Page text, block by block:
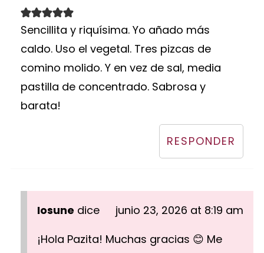
Sencillita y riquísima. Yo añado más
caldo. Uso el vegetal. Tres pizcas de
comino molido. Y en vez de sal, media
pastilla de concentrado. Sabrosa y
barata!
RESPONDER
Iosune dice
junio 23, 2026 at 8:19 am
¡Hola Pazita! Muchas gracias 😊 Me